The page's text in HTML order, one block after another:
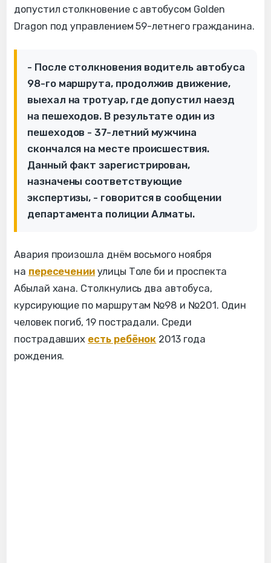
допустил столкновение с автобусом Golden
Dragon под управлением 59-летнего гражданина.
- После столкновения водитель автобуса
98-го маршрута, продолжив движение,
выехал на тротуар, где допустил наезд
на пешеходов. В результате один из
пешеходов - 37-летний мужчина
скончался на месте происшествия.
Данный факт зарегистрирован,
назначены соответствующие
экспертизы, - говорится в сообщении
департамента полиции Алматы.
Авария произошла днём восьмого ноября
на пересечении улицы Толе би и проспекта
Абылай хана. Столкнулись два автобуса,
курсирующие по маршрутам №98 и №201. Один
человек погиб, 19 пострадали. Среди
пострадавших есть ребёнок 2013 года
рождения.